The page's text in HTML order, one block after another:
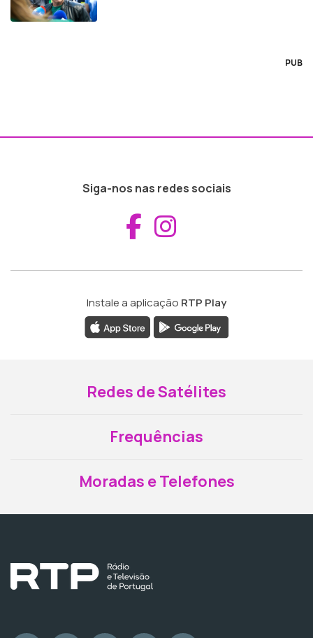
PUB
Siga-nos nas redes sociais
Aceder ao
Instale a aplicação RTP Play
Redes de Satélites
Frequências
Moradas e Telefones